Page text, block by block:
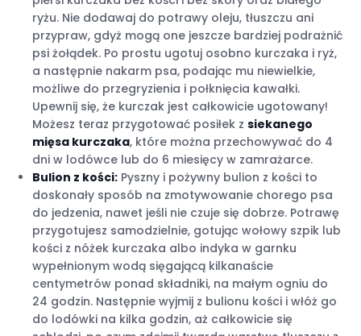
ryżu. Nie dodawaj do potrawy oleju, tłuszczu ani
przypraw, gdyż mogą one jeszcze bardziej podrażnić
psi żołądek. Po prostu ugotuj osobno kurczaka i ryż,
a następnie nakarm psa, podając mu niewielkie,
możliwe do przegryzienia i połknięcia kawałki.
Upewnij się, że kurczak jest całkowicie ugotowany!
Możesz teraz przygotować posiłek z siekanego
mięsa kurczaka, które można przechowywać do 4
dni w lodówce lub do 6 miesięcy w zamrażarce.
Bulion z kości: Pyszny i pożywny bulion z kości to
doskonały sposób na zmotywowanie chorego psa
do jedzenia, nawet jeśli nie czuje się dobrze. Potrawę
przygotujesz samodzielnie, gotując wołowy szpik lub
kości z nóżek kurczaka albo indyka w garnku
wypełnionym wodą sięgającą kilkanaście
centymetrów ponad składniki, na małym ogniu do
24 godzin. Następnie wyjmij z bulionu kości i włóż go
do lodówki na kilka godzin, aż całkowicie się